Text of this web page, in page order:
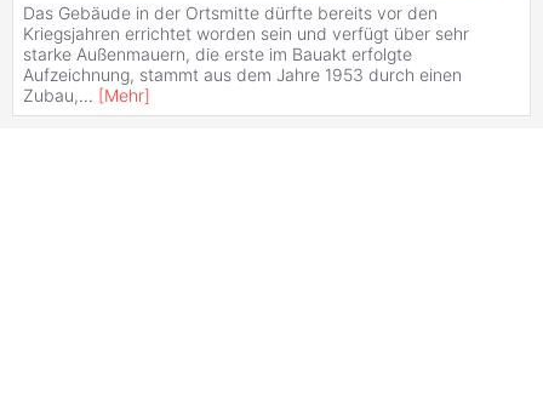
Das Gebäude in der Ortsmitte dürfte bereits vor den
Kriegsjahren errichtet worden sein und verfügt über sehr
starke Außenmauern, die erste im Bauakt erfolgte
Aufzeichnung, stammt aus dem Jahre 1953 durch einen
Zubau,... [Mehr]